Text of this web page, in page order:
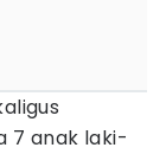
7 anak laki-